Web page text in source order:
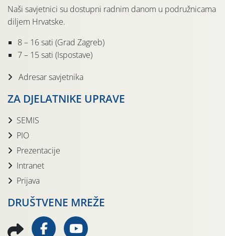
Naši savjetnici su dostupni radnim danom u podružnicama
diljem Hrvatske.
8 – 16 sati (Grad Zagreb)
7 – 15 sati (Ispostave)
Adresar savjetnika
ZA DJELATNIKE UPRAVE
SEMIS
PIO
Prezentacije
Intranet
Prijava
DRUŠTVENE MREŽE